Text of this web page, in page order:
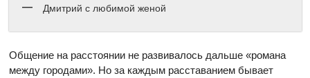
Дмитрий с любимой женой
Общение на расстоянии не развивалось дальше «романа
между городами». Но за каждым расставанием бывает